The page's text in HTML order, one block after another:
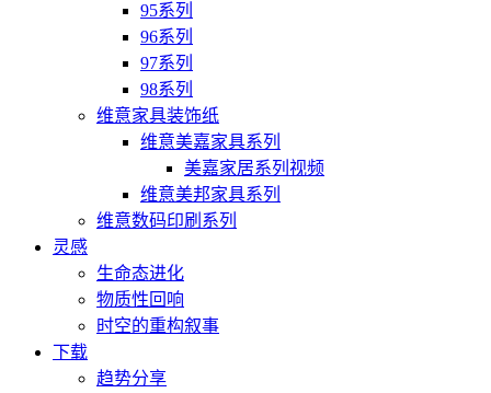
95系列
96系列
97系列
98系列
维意家具装饰纸
维意美嘉家具系列
美嘉家居系列视频
维意美邦家具系列
维意数码印刷系列
灵感
生命态进化
物质性回响
时空的重构叙事
下载
趋势分享